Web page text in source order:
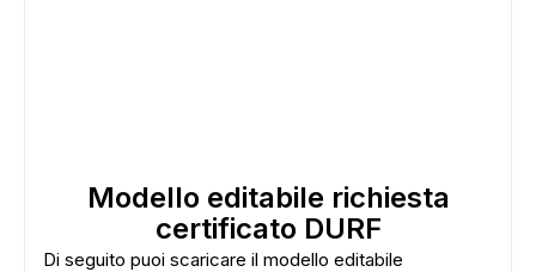
Modello editabile richiesta
certificato DURF
Di seguito puoi scaricare il modello editabile